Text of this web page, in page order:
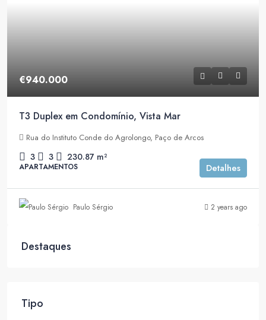
€940.000
T3 Duplex em Condomínio, Vista Mar
Rua do Instituto Conde do Agrolongo, Paço de Arcos
3 3 230.87 m²
APARTAMENTOS Detalhes
Paulo Sérgio 2 years ago
Destaques
Tipo